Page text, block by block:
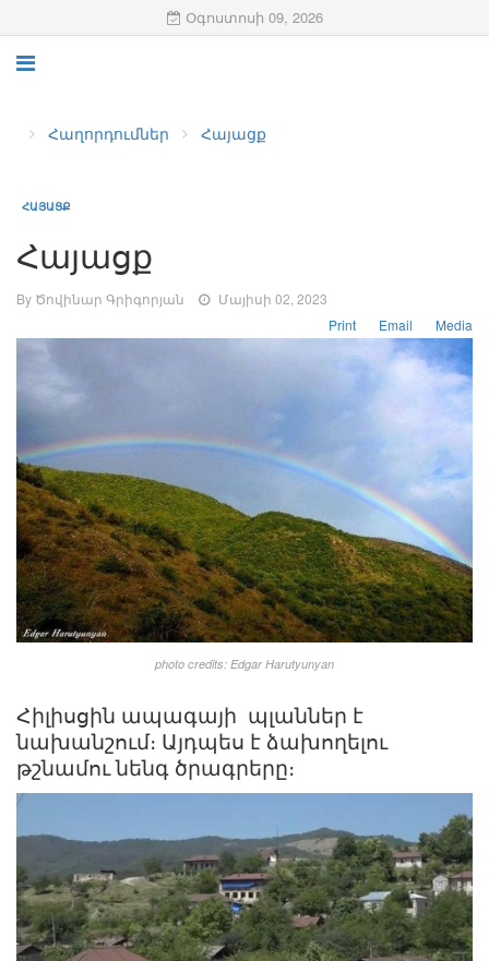
Օգոստոսի 09, 2026
Հաղորդումներ Հայացք
ՀԱՅԱՑՔ
Հայացք
By Ծովինար Գրիգորյան
Մայիսի 02, 2023
Print
Email Media
photo credits: Edgar Harutyunyan
Հիլիսցին ապագայի պլաններ է
նախանշում։ Այդպես է ձախողելու
թշնամու նենգ ծրագրերը։